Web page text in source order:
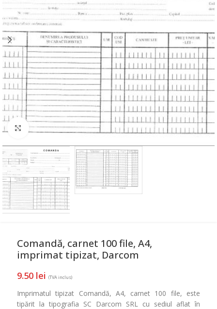
Mareste
Comandă, carnet 100 file, A4,
imprimat tipizat, Darcom
9.50 lei (TVA inclus)
Imprimatul tipizat Comandă, A4, carnet 100 file, este
tipărit la tipografia SC Darcom SRL cu sediul aflat în